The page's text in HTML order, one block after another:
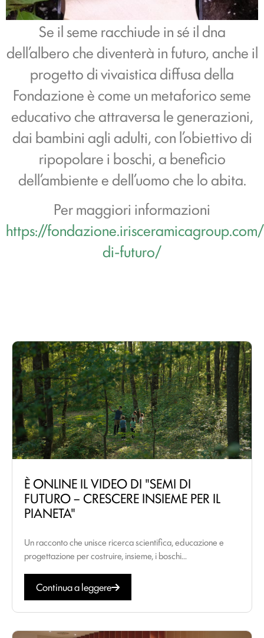
Se il seme racchiude in sé il dna
dell’albero che diventerà in futuro, anche il
progetto di vivaistica diffusa della
Fondazione è come un metaforico seme
educativo che attraversa le generazioni,
dai bambini agli adulti, con l’obiettivo di
ripopolare i boschi, a beneficio
dell’ambiente e dell’uomo che lo abita.
Per maggiori informazioni
https://
di-futuro/
È ONLINE IL VIDEO DI "SEMI DI
FUTURO – CRESCERE INSIEME PER IL
PIANETA"
Un racconto che unisce ricerca scientifica, educazione e
progettazione per costruire, insieme, i boschi...
Continua a leggere